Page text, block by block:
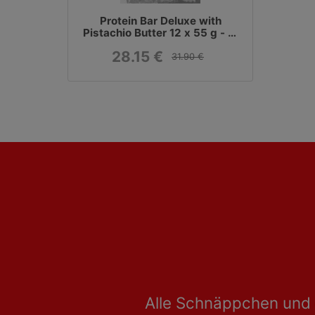
Protein Bar Deluxe with
Pistachio Butter 12 x 55 g - 2.
28.15 € 31.90 €
Alle Schnäppchen